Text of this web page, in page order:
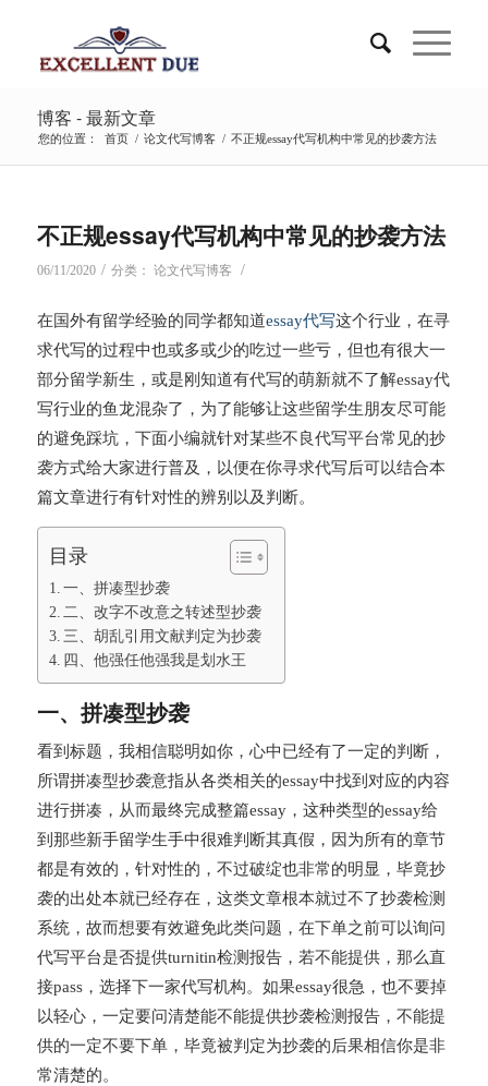
博客 - 最新文章
您的位置： 首页 / 论文代写博客 / 不正规essay代写机构中常见的抄袭方法
不正规essay代写机构中常见的抄袭方法
06/11/2020 / 分类： 论文代写博客 /
在国外有留学经验的同学都知道essay代写这个行业，在寻
求代写的过程中也或多或少的吃过一些亏，但也有很大一
部分留学新生，或是刚知道有代写的萌新就不了解essay代
写行业的鱼龙混杂了，为了能够让这些留学生朋友尽可能
的避免踩坑，下面小编就针对某些不良代写平台常见的抄
袭方式给大家进行普及，以便在你寻求代写后可以结合本
篇文章进行有针对性的辨别以及判断。
目录
一、拼凑型抄袭
二、改字不改意之转述型抄袭
三、胡乱引用文献判定为抄袭
四、他强任他强我是划水王
一、拼凑型抄袭
看到标题，我相信聪明如你，心中已经有了一定的判断，
所谓拼凑型抄袭意指从各类相关的essay中找到对应的内容
进行拼凑，从而最终完成整篇essay，这种类型的essay给
到那些新手留学生手中很难判断其真假，因为所有的章节
都是有效的，针对性的，不过破绽也非常的明显，毕竟抄
袭的出处本就已经存在，这类文章根本就过不了抄袭检测
系统，故而想要有效避免此类问题，在下单之前可以询问
代写平台是否提供turnitin检测报告，若不能提供，那么直
接pass，选择下一家代写机构。如果essay很急，也不要掉
以轻心，一定要问清楚能不能提供抄袭检测报告，不能提
供的一定不要下单，毕竟被判定为抄袭的后果相信你是非
常清楚的。